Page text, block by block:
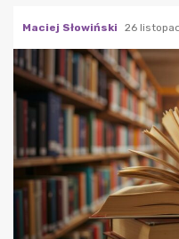
Maciej Słowiński 26